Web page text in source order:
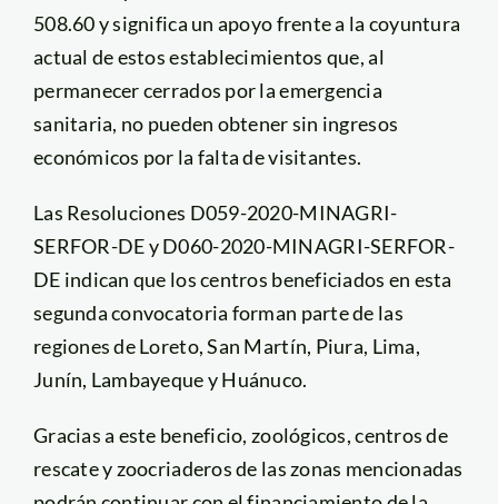
508.60 y significa un apoyo frente a la coyuntura
actual de estos establecimientos que, al
permanecer cerrados por la emergencia
sanitaria, no pueden obtener sin ingresos
económicos por la falta de visitantes.
Las Resoluciones D059-2020-MINAGRI-
SERFOR-DE y D060-2020-MINAGRI-SERFOR-
DE indican que los centros beneficiados en esta
segunda convocatoria forman parte de las
regiones de Loreto, San Martín, Piura, Lima,
Junín, Lambayeque y Huánuco.
Gracias a este beneficio, zoológicos, centros de
rescate y zoocriaderos de las zonas mencionadas